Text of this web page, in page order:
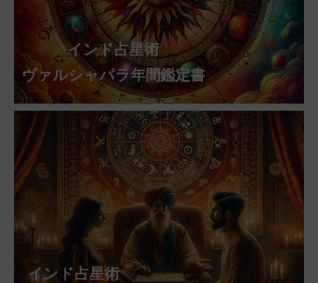
インド占星術
ヴァルシャパラ年間鑑定書
インド占星術